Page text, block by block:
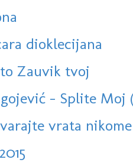
dioklecijana
Zauvik tvoj
- Splite Moj
vrata nikome